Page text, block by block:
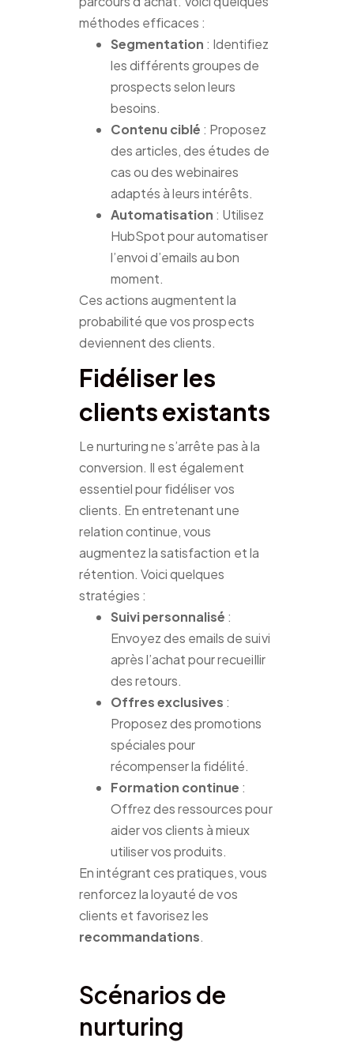
méthodes efficaces :
Segmentation : Identifiez
les différents groupes de
prospects selon leurs
besoins.
Contenu ciblé : Proposez
des articles, des études de
cas ou des webinaires
adaptés à leurs intérêts.
Automatisation : Utilisez
HubSpot pour automatiser
l’envoi d’emails au bon
moment.
Ces actions augmentent la
probabilité que vos prospects
deviennent des clients.
Fidéliser les
clients existants
Le nurturing ne s’arrête pas à la
conversion. Il est également
essentiel pour fidéliser vos
clients. En entretenant une
relation continue, vous
augmentez la satisfaction et la
rétention. Voici quelques
stratégies :
Suivi personnalisé :
Envoyez des emails de suivi
après l’achat pour recueillir
des retours.
Offres exclusives :
Proposez des promotions
spéciales pour
récompenser la fidélité.
Formation continue :
Offrez des ressources pour
aider vos clients à mieux
utiliser vos produits.
En intégrant ces pratiques, vous
renforcez la loyauté de vos
clients et favorisez les
recommandations.
Scénarios de
nurturing